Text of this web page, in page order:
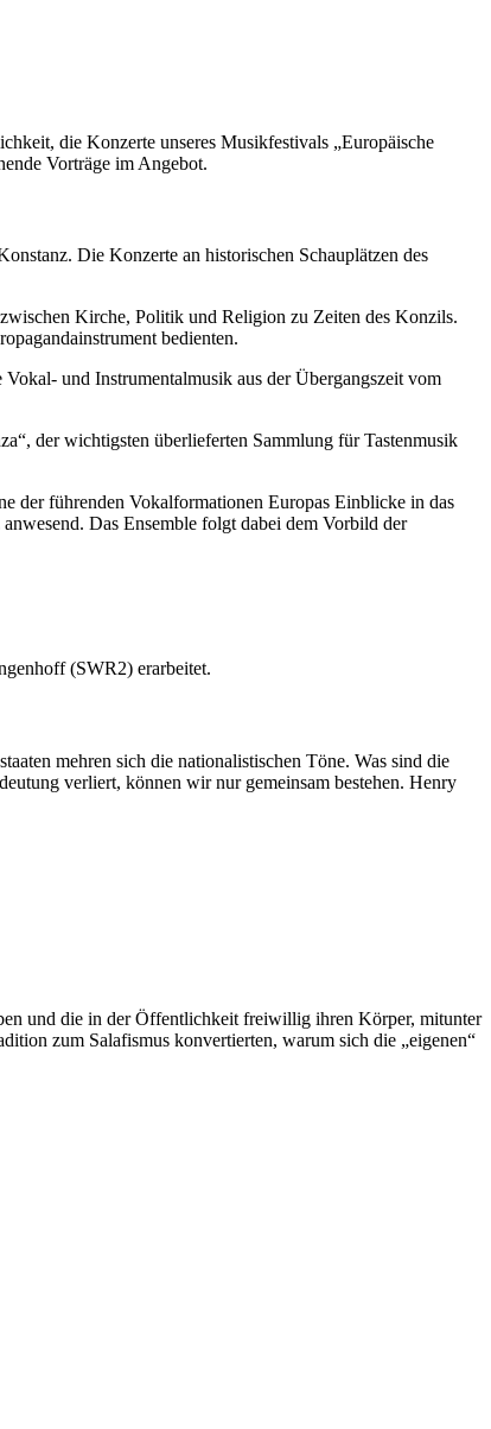
die Konzerte unseres Musikfestivals „Europäische
Vorträge im Angebot.
Die Konzerte an historischen Schauplätzen des
Kirche, Politik und Religion zu Zeiten des Konzils.
bedienten.
und Instrumentalmusik aus der Übergangszeit vom
der wichtigsten überlieferten Sammlung für Tastenmusik
der führenden Vokalformationen Europas Einblicke in das
Das Ensemble folgt dabei dem Vorbild der
(SWR2) erarbeitet.
mehren sich die nationalistischen Töne. Was sind die
verliert, können wir nur gemeinsam bestehen. Henry
und die in der Öffentlichkeit freiwillig ihren Körper, mitunter
zum Salafismus konvertierten, warum sich die „eigenen“